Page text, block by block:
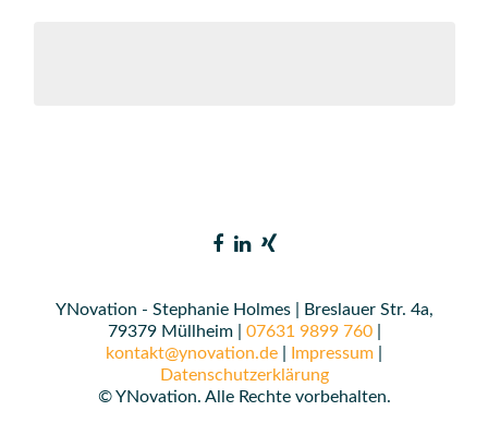
YNovation - Stephanie Holmes | Breslauer Str. 4a,
79379 Müllheim | 07631 9899 760|
kontakt@ynovation.de
Impressum
Datenschutzerklärung
© YNovation. Alle Rechte vorbehalten.